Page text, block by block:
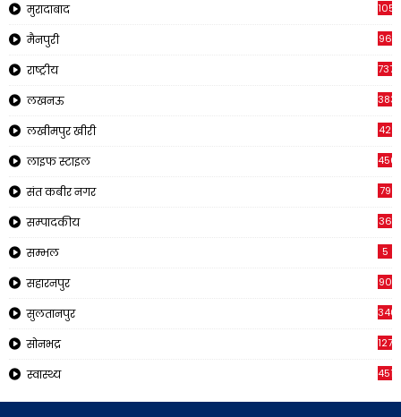
मुरादाबाद 1058
मैनपुरी 96
राष्ट्रीय 7376
लखनऊ
लखीमपुर खीरी 42
लाइफ स्टाइल 456
संत कबीर नगर 79
सम्पादकीय 36
सम्भल 5
सहारनपुर 90
सुलतानपुर 340
सोनभद्र 1271
स्वास्थ्य 451